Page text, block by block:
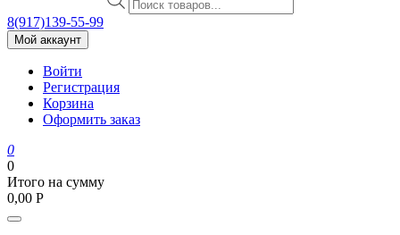
товаров
8(917)139‑55-99
Мой аккаунт
Войти
Регистрация
Корзина
Оформить заказ
0
0
Итого на сумму
0,00 Р